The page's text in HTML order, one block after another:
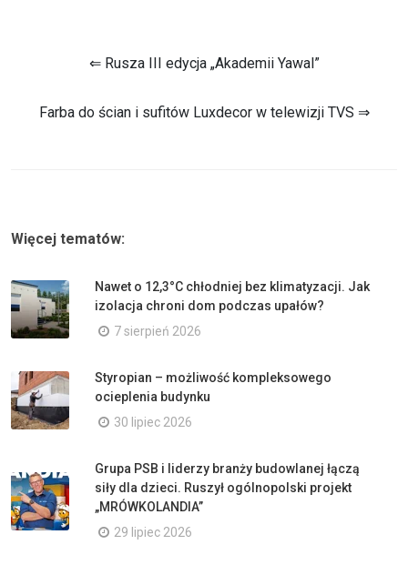
⇐ Rusza III edycja „Akademii Yawal”
Farba do ścian i sufitów Luxdecor w telewizji TVS ⇒
Więcej tematów:
Nawet o 12,3°C chłodniej bez klimatyzacji. Jak
izolacja chroni dom podczas upałów?
7 sierpień 2026
Styropian – możliwość kompleksowego
ocieplenia budynku
30 lipiec 2026
Grupa PSB i liderzy branży budowlanej łączą
siły dla dzieci. Ruszył ogólnopolski projekt
„MRÓWKOLANDIA”
29 lipiec 2026